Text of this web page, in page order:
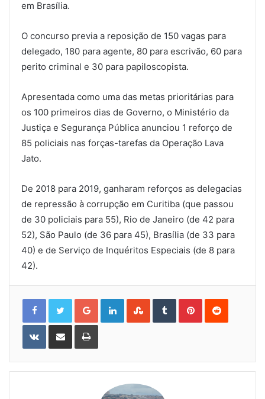
em Brasília.
O concurso previa a reposição de 150 vagas para
delegado, 180 para agente, 80 para escrivão, 60 para
perito criminal e 30 para papiloscopista.
Apresentada como uma das metas prioritárias para
os 100 primeiros dias de Governo, o Ministério da
Justiça e Segurança Pública anunciou 1 reforço de
85 policiais nas forças-tarefas da Operação Lava
Jato.
De 2018 para 2019, ganharam reforços as delegacias
de repressão à corrupção em Curitiba (que passou
de 30 policiais para 55), Rio de Janeiro (de 42 para
52), São Paulo (de 36 para 45), Brasília (de 33 para
40) e de Serviço de Inquéritos Especiais (de 8 para
42).
Google+LinkedInStumbleUpon
TumblrPinterestReddit
VKontakteShare
Email
Print